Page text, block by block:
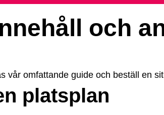
och
omfattande guide och beställ en
platsplan